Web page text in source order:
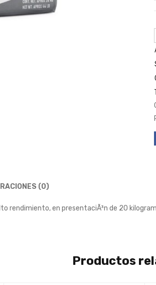
(0)
rendimiento, en presentaciÃ³n de 20
Productos